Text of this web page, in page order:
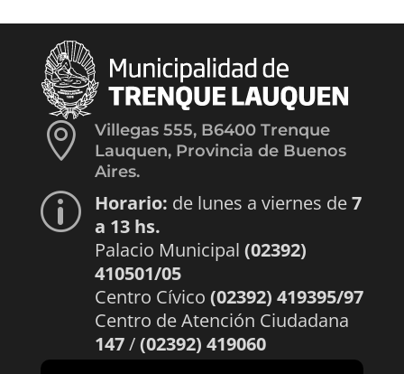

Villegas 555, B6400 Trenque
Lauquen, Provincia de Buenos
Aires.
p Horario: de lunes a viernes de7
a 13 hs.
Palacio Municipal (02392)
410501/05
Centro Cívico (02392) 419395/97
Centro de Atención Ciudadana
147/(02392) 419060